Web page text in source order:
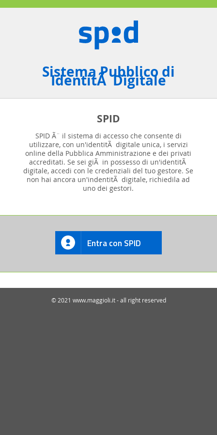
Sistema Pubblico di
IdentitÃ Digitale
SPID
SPID Ã¨ il sistema di accesso che consente di
utilizzare, con un'identitÃ digitale unica, i servizi
online della Pubblica Amministrazione e dei privati
accreditati. Se sei giÃ in possesso di un'identitÃ
digitale, accedi con le credenziali del tuo gestore. Se
non hai ancora un'indentitÃ digitale, richiedila ad
uno dei gestori.
Entra con SPID
© 2021 www.maggioli.it - all right reserved